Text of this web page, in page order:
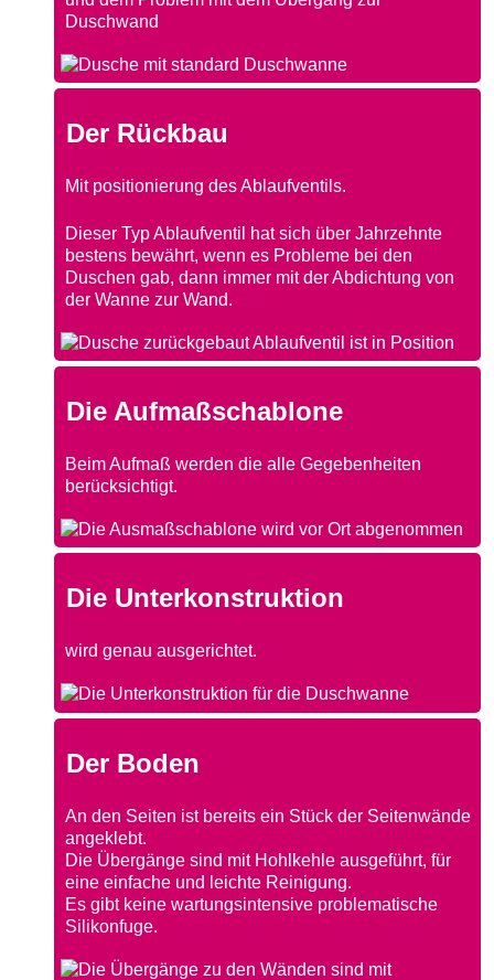
Duschwand
Der Rückbau
Mit positionierung des Ablaufventils.
Dieser Typ Ablaufventil hat sich über Jahrzehnte
bestens bewährt, wenn es Probleme bei den
Duschen gab, dann immer mit der Abdichtung von
der Wanne zur Wand.
Die Aufmaßschablone
Beim Aufmaß werden die alle Gegebenheiten
berücksichtigt.
Die Unterkonstruktion
wird genau ausgerichtet.
Der Boden
An den Seiten ist bereits ein Stück der Seitenwände
angeklebt.
Die Übergänge sind mit Hohlkehle ausgeführt, für
eine einfache und leichte Reinigung.
Es gibt keine wartungsintensive problematische
Silikonfuge.